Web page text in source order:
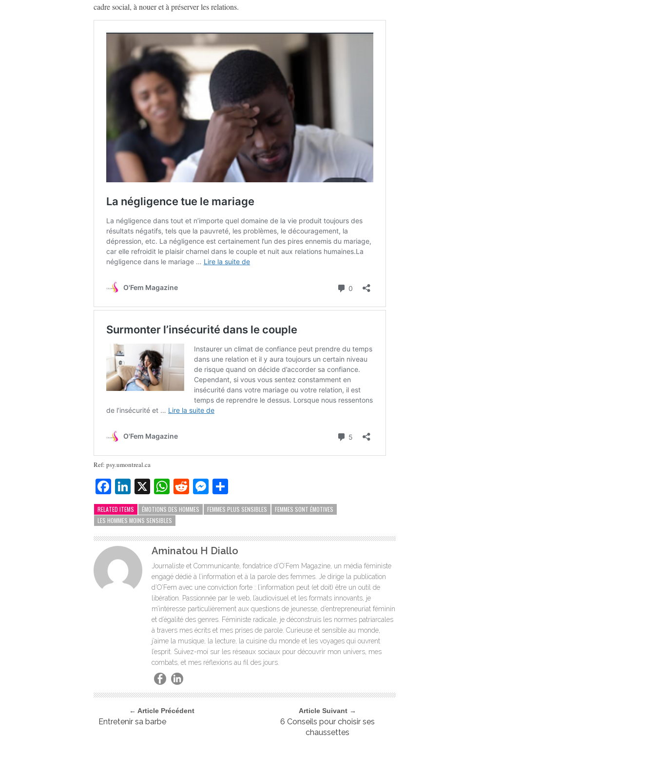
cadre social, à nouer et à préserver les relations.
Ref: psy.umontreal.ca
Facebook
LinkedIn
X WhatsApp
RedditMessenger
RELATED ITEMS ÉMOTIONS DES HOMMES FEMMES PLUS SENSIBLES
FEMMES SONT ÉMOTIVES
LES HOMMES MOINS SENSIBLES
Aminatou H Diallo
Journaliste et Communicante, fondatrice d’O’Fem Magazine, un média féministe
engagé dédié à l’information et à la parole des femmes. Je dirige la publication
d’O’Fem avec une conviction forte : l’information peut (et doit) être un outil de
libération. Passionnée par le web, l’audiovisuel et les formats innovants, je
m’intéresse particulièrement aux questions de jeunesse, d’entrepreneuriat féminin
et d’égalité des genres. Féministe radicale, je déconstruis les normes patriarcales
à travers mes écrits et mes prises de parole. Curieuse et sensible au monde,
j’aime la musique, la lecture, la cuisine du monde et les voyages qui ouvrent
l’esprit. Suivez-moi sur les réseaux sociaux pour découvrir mon univers, mes
combats, et mes réflexions au fil des jours.
← Article Précédent
Entretenir sa barbe
Article Suivant →
6 Conseils pour choisir ses
chaussettes